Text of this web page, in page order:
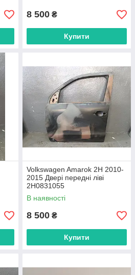
8 500 ₴
Купити
Volkswagen Amarok 2H 2010-
2015 Двері передні ліві
2H0831055
В наявності
8 500 ₴
Купити